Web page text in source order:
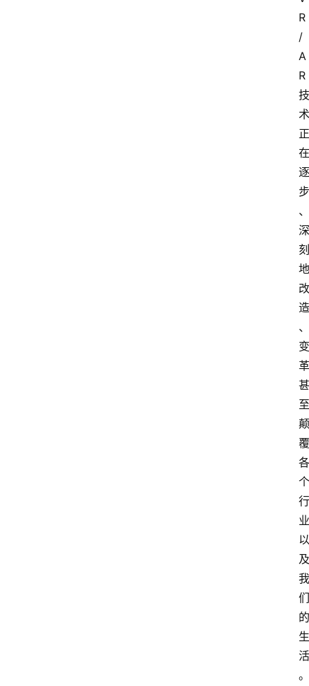
R
/
A
R
技
术
正
在
逐
步
、
深
刻
地
改
造
、
变
革
甚
至
颠
覆
各
个
行
业
以
及
我
们
的
生
活
。